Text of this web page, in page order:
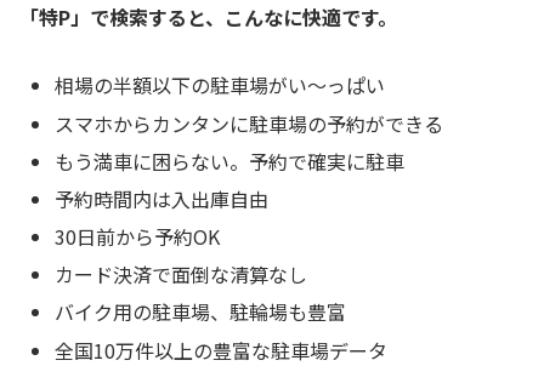
「特P」で検索すると、こんなに快適です。
相場の半額以下の駐車場がい〜っぱい
スマホからカンタンに駐車場の予約ができる
もう満車に困らない。予約で確実に駐車
予約時間内は入出庫自由
30日前から予約OK
カード決済で面倒な清算なし
バイク用の駐車場、駐輪場も豊富
全国10万件以上の豊富な駐車場データ